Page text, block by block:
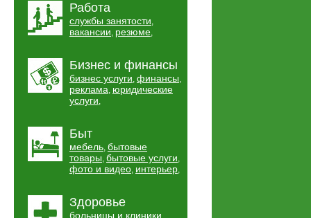
Работа
службы занятости,
вакансии, резюме,
Бизнес и финансы
бизнес услуги, финансы,
реклама, юридические
услуги,
Быт
мебель, бытовые
товары, бытовые услуги,
фото и видео, интерьер,
Здоровье
больницы и клиники,